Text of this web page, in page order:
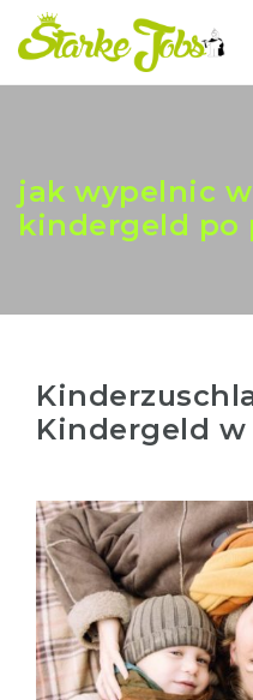
jak wypelnic
kindergeld po
Kindergeld w